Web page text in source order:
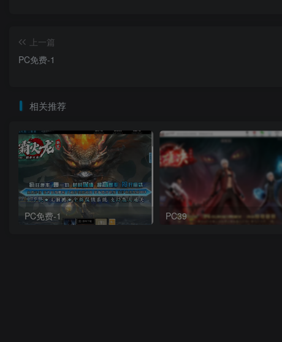
上一篇
PC免费-1
相关推荐
PC免费-1 PC39